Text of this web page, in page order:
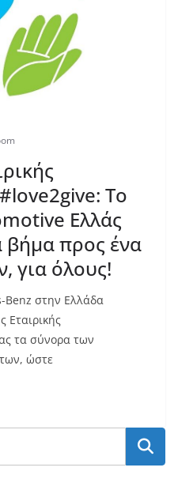
Το
Ελλάς
βήμα προς ένα
για όλους!
Benz στην Ελλάδα
Εταιρικής
τα σύνορα των
ώστε